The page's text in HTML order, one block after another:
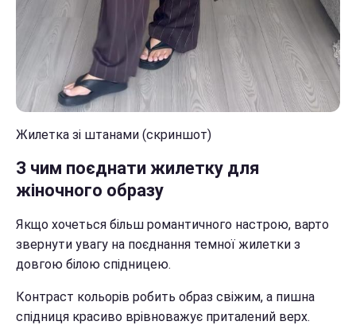
Жилетка зі штанами (скриншот)
З чим поєднати жилетку для
жіночного образу
Якщо хочеться більш романтичного настрою, варто
звернути увагу на поєднання темної жилетки з
довгою білою спідницею.
Контраст кольорів робить образ свіжим, а пишна
спідниця красиво врівноважує приталений верх.